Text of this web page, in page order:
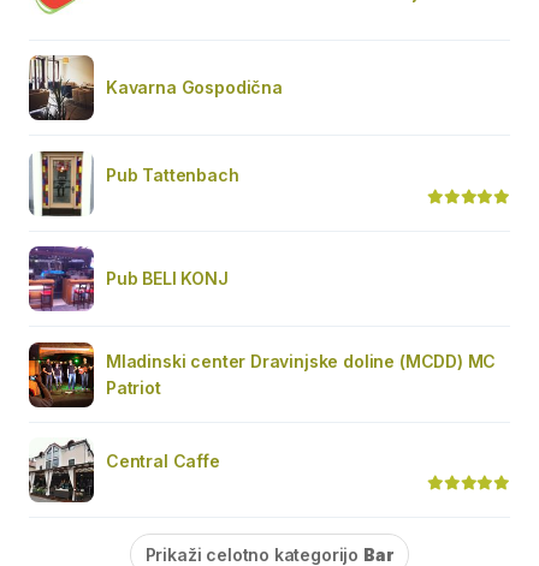
Kavarna Gospodična
Pub Tattenbach
Pub BELI KONJ
Mladinski center Dravinjske doline (MCDD) MC
Patriot
Central Caffe
Prikaži celotno kategorijo Bar